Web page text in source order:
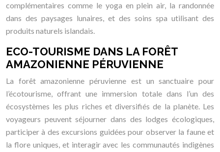
complémentaires comme le yoga en plein air, la randonnée
dans des paysages lunaires, et des soins spa utilisant des
produits naturels islandais.
ECO-TOURISME DANS LA FORÊT
AMAZONIENNE PÉRUVIENNE
La forêt amazonienne péruvienne est un sanctuaire pour
l’écotourisme, offrant une immersion totale dans l’un des
écosystèmes les plus riches et diversifiés de la planète. Les
voyageurs peuvent séjourner dans des lodges écologiques,
participer à des excursions guidées pour observer la faune et
la flore uniques, et interagir avec les communautés indigènes